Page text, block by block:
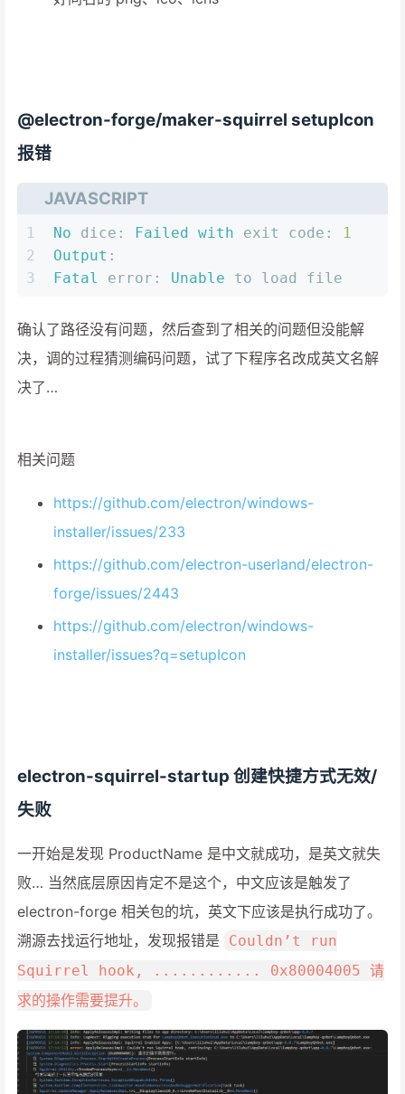
@electron-forge/maker-squirrel setupIcon
报错
JAVASCRIPT
1
2
3
No dice : Failed with exit code :
1
Output :
Fatal
error : Unable to load file
确认了路径没有问题，然后查到了相关的问题但没能解
决，调的过程猜测编码问题，试了下程序名改成英文名解
决了…
相关问题
https://github.com/electron/windows-
installer/issues/233
https://github.com/electron-userland/electron-
forge/issues/2443
https://github.com/electron/windows-
installer/issues?q=setupIcon
electron-squirrel-startup 创建快捷方式无效/
失败
一开始是发现 ProductName 是中文就成功，是英文就失
败… 当然底层原因肯定不是这个，中文应该是触发了
electron-forge 相关包的坑，英文下应该是执行成功了。
溯源去找运行地址，发现报错是
Couldn’t run
Squirrel hook, ............ 0x80004005 请
求的操作需要提升。